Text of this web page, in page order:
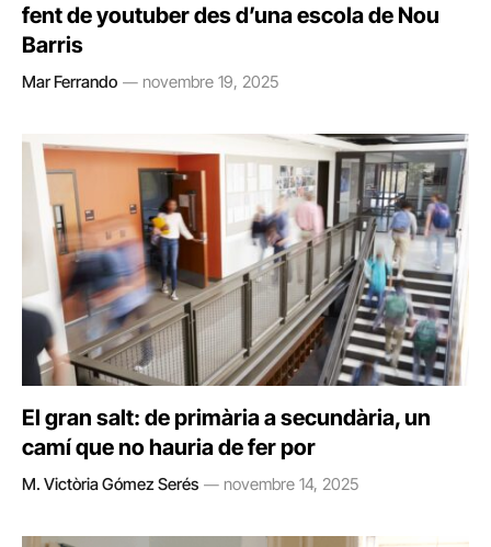
fent de youtuber des d’una escola de Nou
Barris
Mar Ferrando novembre 19, 2025
El gran salt: de primària a secundària, un
camí que no hauria de fer por
M. Victòria Gómez Serés novembre 14, 2025